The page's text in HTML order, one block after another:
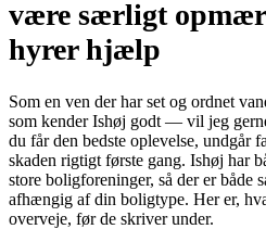
være særligt
hyrer hjælp
Som en ven der har set og ordnet
som kender Ishøj godt — vil jeg
du får den bedste oplevelse, undgår
skaden rigtigt første gang. Ishøj har
store boligforeninger, så der er både
afhængig af din boligtype. Her er,
overveje, før de skriver under.